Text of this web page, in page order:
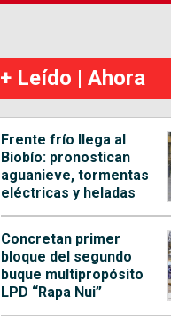
+ Leído | Ahora
Frente frío llega al
Biobío: pronostican
aguanieve, tormentas
eléctricas y heladas
Concretan primer
bloque del segundo
buque multipropósito
LPD “Rapa Nui”